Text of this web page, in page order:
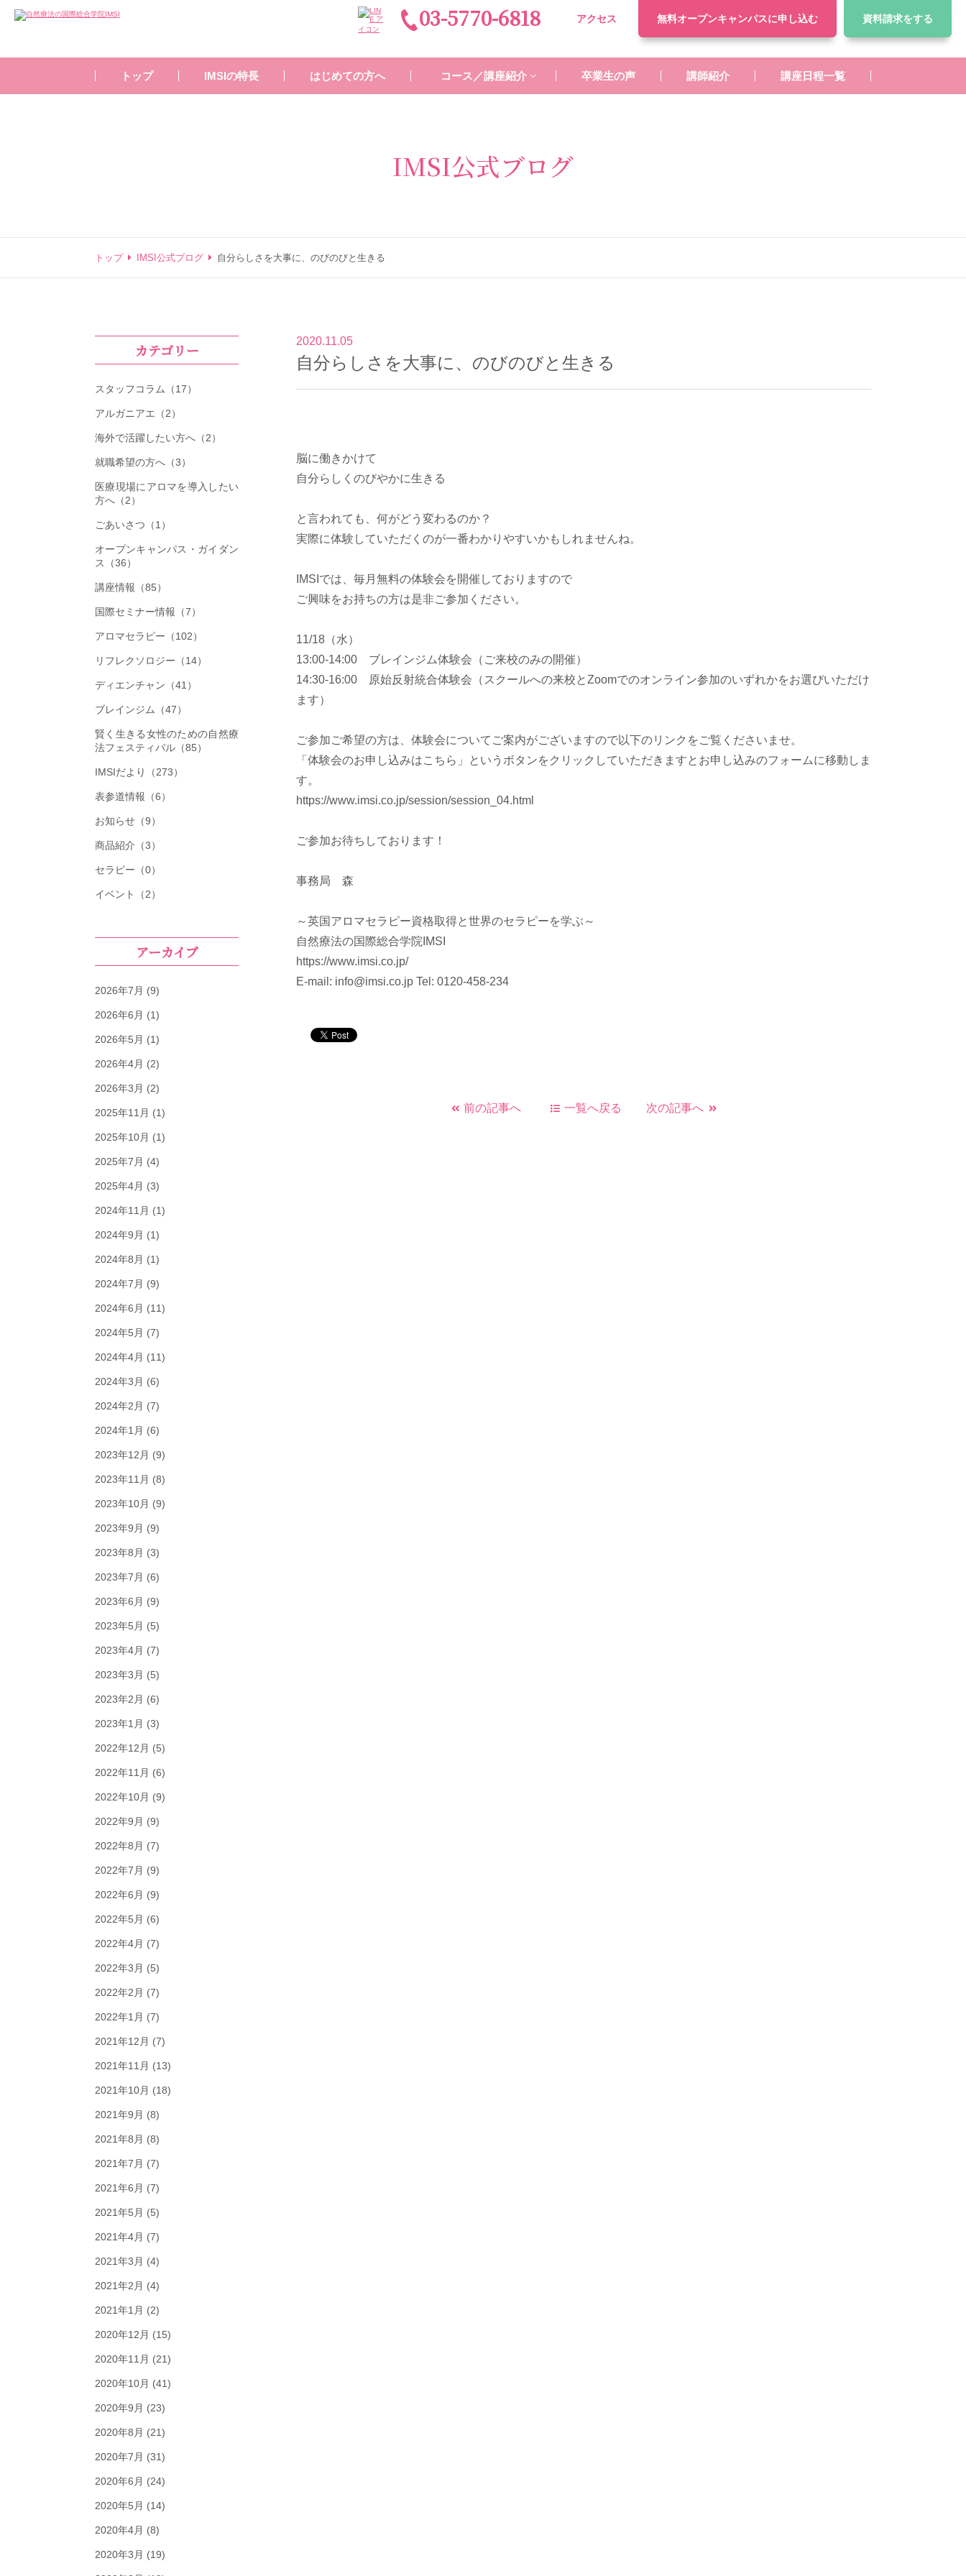
03-5770-6818 アクセス 無料オープンキャンパスに申し込む 資料請求をする
トップ IMSIの特長 はじめての方へ コース／講座紹介 卒業生の声 講師紹介 講座日程一覧
IMSI公式ブログ
トップ IMSI公式ブログ 自分らしさを大事に、のびのびと生きる
カテゴリー
スタッフコラム（17）
アルガニアエ（2）
海外で活躍したい方へ（2）
就職希望の方へ（3）
医療現場にアロマを導入したい
方へ（2）
ごあいさつ（1）
オープンキャンパス・ガイダン
ス（36）
講座情報（85）
国際セミナー情報（7）
アロマセラピー（102）
リフレクソロジー（14）
ディエンチャン（41）
ブレインジム（47）
賢く生きる女性のための自然療
法フェスティバル（85）
IMSIだより（273）
表参道情報（6）
お知らせ（9）
商品紹介（3）
セラピー（0）
イベント（2）
アーカイブ
2026年7月 (9)
2026年6月 (1)
2026年5月 (1)
2026年4月 (2)
2026年3月 (2)
2025年11月 (1)
2025年10月 (1)
2025年7月 (4)
2025年4月 (3)
2024年11月 (1)
2024年9月 (1)
2024年8月 (1)
2024年7月 (9)
2024年6月 (11)
2024年5月 (7)
2024年4月 (11)
2024年3月 (6)
2024年2月 (7)
2024年1月 (6)
2023年12月 (9)
2023年11月 (8)
2023年10月 (9)
2023年9月 (9)
2023年8月 (3)
2023年7月 (6)
2023年6月 (9)
2023年5月 (5)
2023年4月 (7)
2023年3月 (5)
2023年2月 (6)
2023年1月 (3)
2022年12月 (5)
2022年11月 (6)
2022年10月 (9)
2022年9月 (9)
2022年8月 (7)
2022年7月 (9)
2022年6月 (9)
2022年5月 (6)
2022年4月 (7)
2022年3月 (5)
2022年2月 (7)
2022年1月 (7)
2021年12月 (7)
2021年11月 (13)
2021年10月 (18)
2021年9月 (8)
2021年8月 (8)
2021年7月 (7)
2021年6月 (7)
2021年5月 (5)
2021年4月 (7)
2021年3月 (4)
2021年2月 (4)
2021年1月 (2)
2020年12月 (15)
2020年11月 (21)
2020年10月 (41)
2020年9月 (23)
2020年8月 (21)
2020年7月 (31)
2020年6月 (24)
2020年5月 (14)
2020年4月 (8)
2020年3月 (19)
2020.11.05
自分らしさを大事に、のびのびと生きる
脳に働きかけて
自分らしくのびやかに生きる
と言われても、何がどう変わるのか？
実際に体験していただくのが一番わかりやすいかもしれませんね。
IMSIでは、毎月無料の体験会を開催しておりますので
ご興味をお持ちの方は是非ご参加ください。
11/18（水）
13:00-14:00 ブレインジム体験会（ご来校のみの開催）
14:30-16:00 原始反射統合体験会（スクールへの来校とZoomでのオンライン参加のいずれかをお選びいただけ
ます）
ご参加ご希望の方は、体験会についてご案内がございますので以下のリンクをご覧くださいませ。
「体験会のお申し込みはこちら」というボタンをクリックしていただきますとお申し込みのフォームに移動しま
す。
https://www.imsi.co.jp/session/session_04.html
ご参加お待ちしております！
事務局 森
～英国アロマセラピー資格取得と世界のセラピーを学ぶ～
自然療法の国際総合学院IMSI
https://www.imsi.co.jp/
E-mail: info@imsi.co.jp Tel: 0120-458-234
前の記事へ 一覧へ戻る 次の記事へ